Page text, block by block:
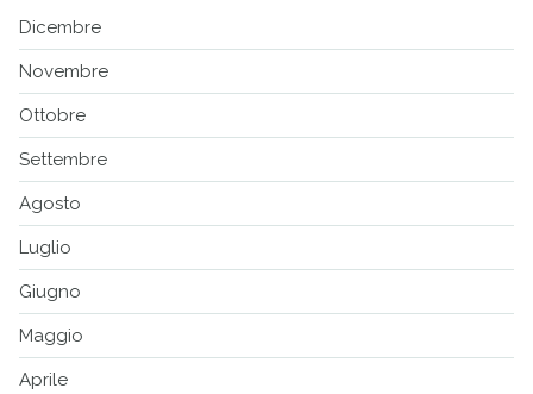
Dicembre
Novembre
Ottobre
Settembre
Agosto
Luglio
Giugno
Maggio
Aprile